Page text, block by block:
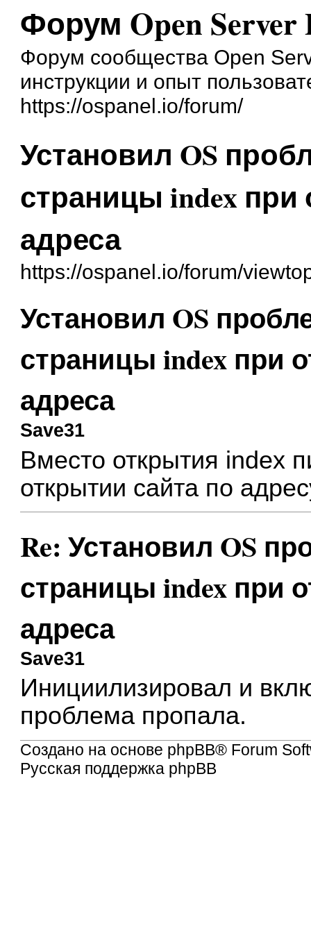
Форум Open Server
Форум сообщества Open
инструкции и опыт
https://ospanel.io/forum/
Установил OS
страницы index
адреса
https://ospanel.io/forum/
Установил OS
страницы index при
адреса
Save31
Вместо открытия index
открытии сайта по
Re: Установил OS
страницы index при
адреса
Save31
Инициилизировал и
проблема пропала.
Создано на основе phpBB® Forum
Русская поддержка phpBB